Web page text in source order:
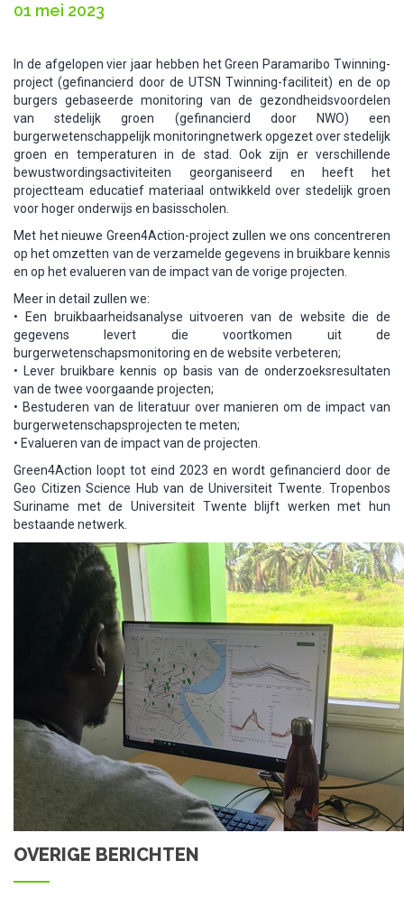
01 mei 2023
In de afgelopen vier jaar hebben het Green Paramaribo Twinning-
project (gefinancierd door de UTSN Twinning-faciliteit) en de op
burgers gebaseerde monitoring van de gezondheidsvoordelen
van stedelijk groen (gefinancierd door NWO) een
burgerwetenschappelijk monitoringnetwerk opgezet over stedelijk
groen en temperaturen in de stad. Ook zijn er verschillende
bewustwordingsactiviteiten georganiseerd en heeft het
projectteam educatief materiaal ontwikkeld over stedelijk groen
voor hoger onderwijs en basisscholen.
Met het nieuwe Green4Action-project zullen we ons concentreren
op het omzetten van de verzamelde gegevens in bruikbare kennis
en op het evalueren van de impact van de vorige projecten.
Meer in detail zullen we:
• Een bruikbaarheidsanalyse uitvoeren van de website die de
gegevens levert die voortkomen uit de
burgerwetenschapsmonitoring en de website verbeteren;
• Lever bruikbare kennis op basis van de onderzoeksresultaten
van de twee voorgaande projecten;
• Bestuderen van de literatuur over manieren om de impact van
burgerwetenschapsprojecten te meten;
• Evalueren van de impact van de projecten.
Green4Action loopt tot eind 2023 en wordt gefinancierd door de
Geo Citizen Science Hub van de Universiteit Twente. Tropenbos
Suriname met de Universiteit Twente blijft werken met hun
bestaande netwerk.
OVERIGE BERICHTEN